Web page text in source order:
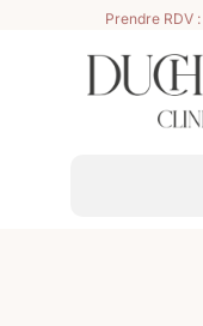
Prendre RDV :